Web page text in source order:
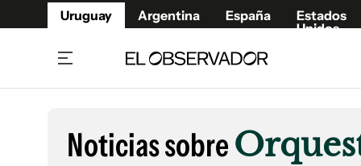
Uruguay Argentina España
Estados
Unidos
Beneficios Member
Noticias sobre